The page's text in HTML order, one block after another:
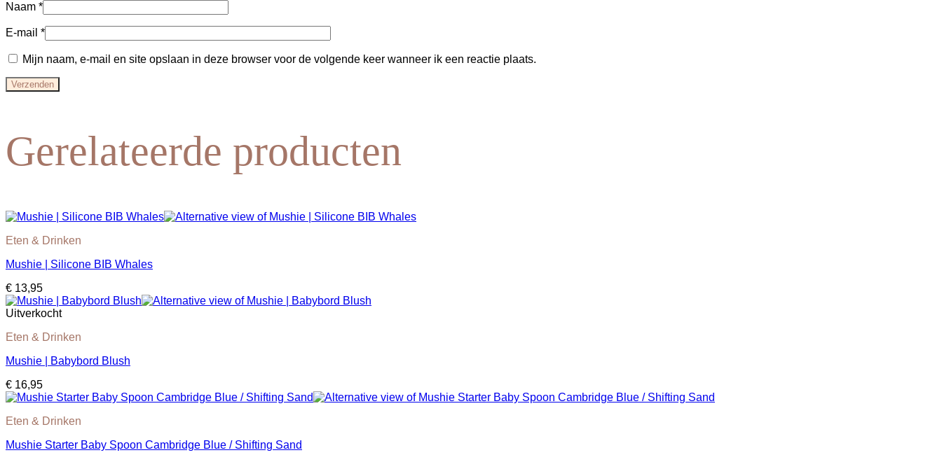
Naam *
E-mail *
Mijn naam, e-mail en site opslaan in deze browser voor de volgende keer wanneer ik een reactie plaats.
Gerelateerde producten
Eten & Drinken
Mushie | Silicone BIB Whales
€ 13,95
Uitverkocht
Eten & Drinken
Mushie | Babybord Blush
€ 16,95
Eten & Drinken
Mushie Starter Baby Spoon Cambridge Blue / Shifting Sand